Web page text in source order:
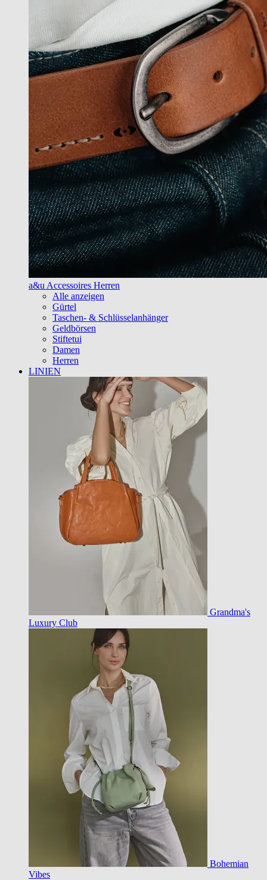
a&u Accessoires Herren
Alle anzeigen
Gürtel
Taschen- & Schlüsselanhänger
Geldbörsen
Stiftetui
Damen
Herren
LINIEN
Grandma's
Luxury Club
Bohemian
Vibes